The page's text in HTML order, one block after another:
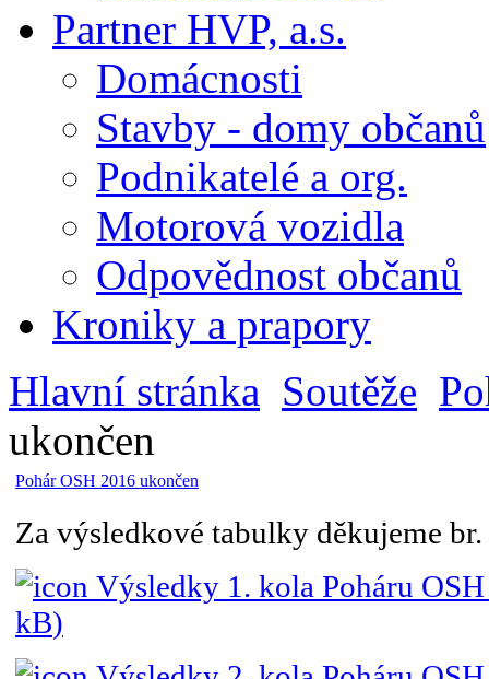
Partner HVP, a.s.
Domácnosti
Stavby - domy občanů
Podnikatelé a org.
Motorová vozidla
Odpovědnost občanů
Kroniky a prapory
Hlavní stránka Soutěže
ukončen
Pohár OSH 2016 ukončen
Za výsledkové tabulky děkujeme
Výsledky 1. kola Poháru
kB)